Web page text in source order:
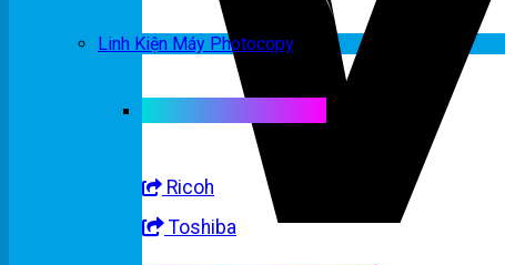
Linh Kiện Máy Photocopy
Ricoh
Toshiba